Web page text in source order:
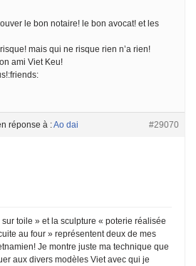
le bon notaire! le bon avocat! et les
mais qui ne risque rien n’a rien!
ami Viet Keu!
réponse à :Ao dai #29070
toile » et la sculpture « poterie réalisée
au four » représentent deux de mes
Je montre juste ma technique que
aux divers modèles Viet avec qui je